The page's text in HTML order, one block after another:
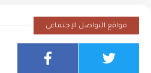
مواقع التواصل الإجتماعي